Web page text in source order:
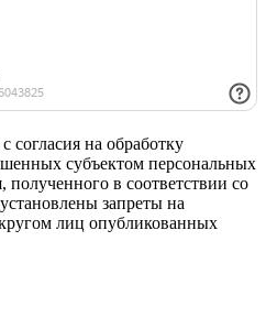
согласия на обработку
субъектом персональных
полученного в соответствии со
запреты на
лиц опубликованных